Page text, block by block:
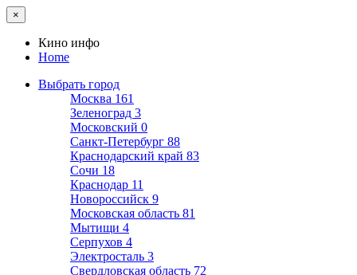
×
Кино инфо
Home
Выбрать город
Москва 161
Зеленоград 3
Московский 0
Санкт-Петербург 88
Краснодарский край 83
Сочи 18
Краснодар 11
Новороссийск 9
Московская область 81
Мытищи 4
Серпухов 4
Электросталь 3
Свердловская область 72